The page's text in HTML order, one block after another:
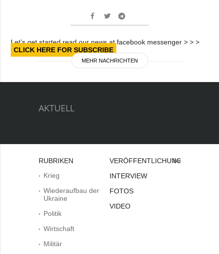
Let’s get started read our news at facebook messenger > > >
CLICK HERE FOR SUBSCRIBE
MEHR NACHRICHTEN
AKTUELL
RUBRIKEN
Krieg
Wiederaufbau der
Ukraine
Politik
Wirtschaft
Militär
VERÖFFENTLICHUNGEN
INTERVIEW
FOTOS
VIDEO
Bei